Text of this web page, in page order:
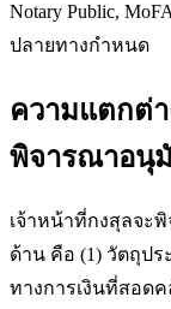
Notary Public,
ปลายทางกำหนด
ความแตกต่
พิจารณาอนุ
เจ้าหน้าที่กงสุลจะพิ
ด้าน คือ (1) วัตถุปร
ทางการเงินที่สอด